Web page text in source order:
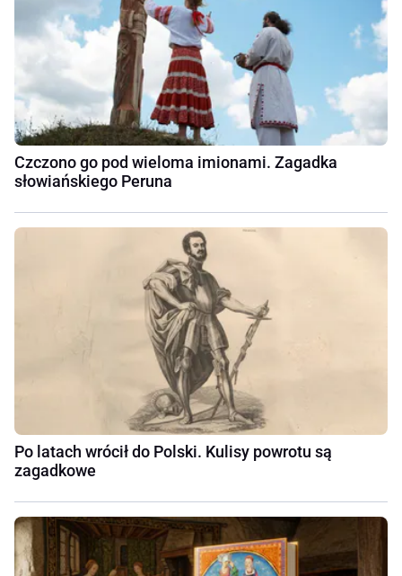
Czczono go pod wieloma imionami. Zagadka
słowiańskiego Peruna
Po latach wrócił do Polski. Kulisy powrotu są
zagadkowe